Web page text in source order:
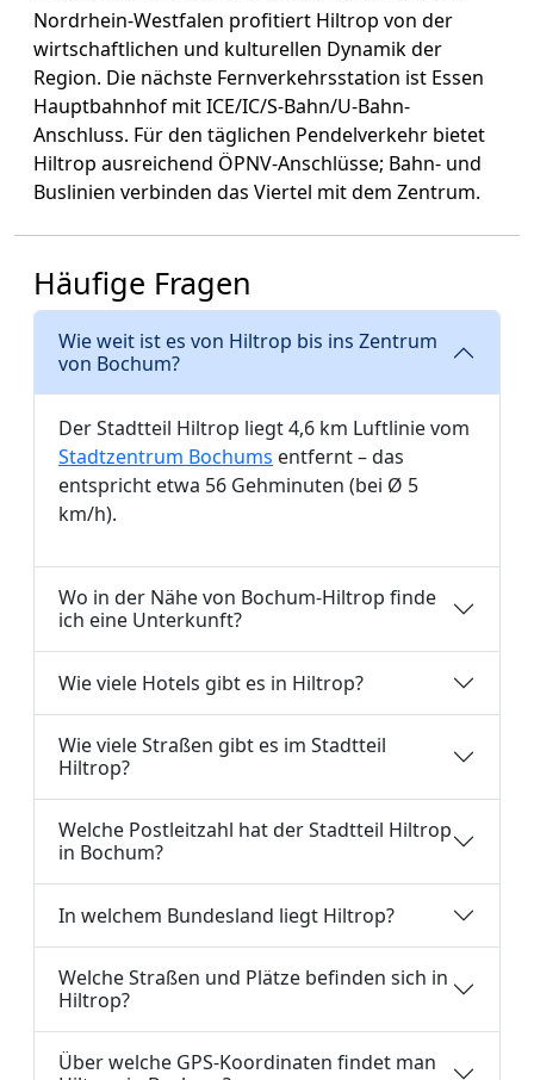
Nordrhein-Westfalen profitiert Hiltrop von der
wirtschaftlichen und kulturellen Dynamik der
Region. Die nächste Fernverkehrsstation ist Essen
Hauptbahnhof mit ICE/IC/S-Bahn/U-Bahn-
Anschluss. Für den täglichen Pendelverkehr bietet
Hiltrop ausreichend ÖPNV-Anschlüsse; Bahn- und
Buslinien verbinden das Viertel mit dem Zentrum.
Häufige Fragen
Wie weit ist es von Hiltrop bis ins Zentrum
von Bochum?
Der Stadtteil Hiltrop liegt 4,6 km Luftlinie vom
Stadtzentrum Bochums entfernt – das
entspricht etwa 56 Gehminuten (bei Ø 5
km/h).
Wo in der Nähe von Bochum-Hiltrop finde
ich eine Unterkunft?
Wie viele Hotels gibt es in Hiltrop?
Wie viele Straßen gibt es im Stadtteil
Hiltrop?
Welche Postleitzahl hat der Stadtteil Hiltrop
in Bochum?
In welchem Bundesland liegt Hiltrop?
Welche Straßen und Plätze befinden sich in
Hiltrop?
Über welche GPS-Koordinaten findet man